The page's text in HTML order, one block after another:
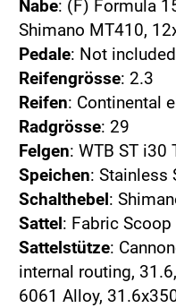
Nabe: (F) Formula
Shimano MT410,
Pedale: Not included
Reifengrösse: 2.3
Reifen: Continental
Radgrösse: 29
Felgen: WTB ST i30
Speichen: Stainless
Schalthebel:
Sattel: Fabric
Sattelstütze:
internal routing,
6061 Alloy,